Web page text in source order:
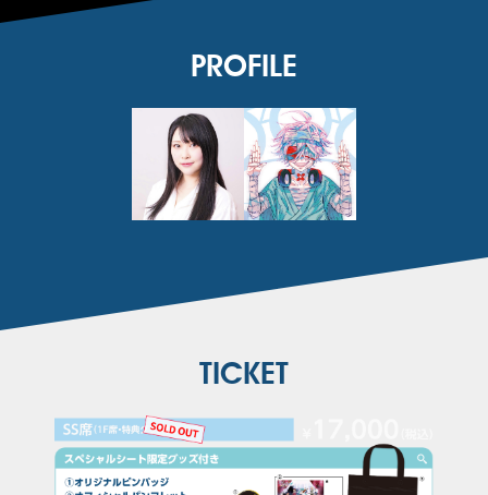
PROFILE
TICKET